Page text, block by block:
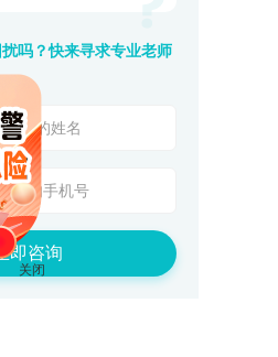
吗？快来寻求专业老师
即咨询
关闭